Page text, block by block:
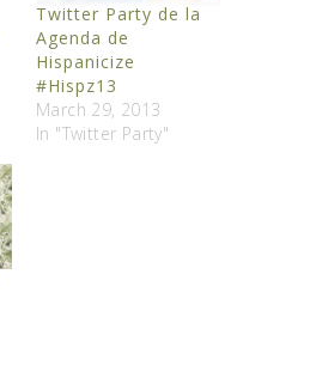
Twitter Party de la
Agenda de
Hispanicize
#Hispz13
March 29, 2013
In "Twitter Party"